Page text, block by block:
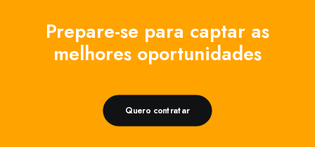
Prepare-se para captar as
melhores oportunidades
Quero contratar